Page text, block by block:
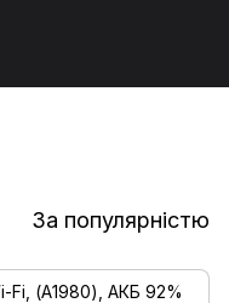
За популярністю